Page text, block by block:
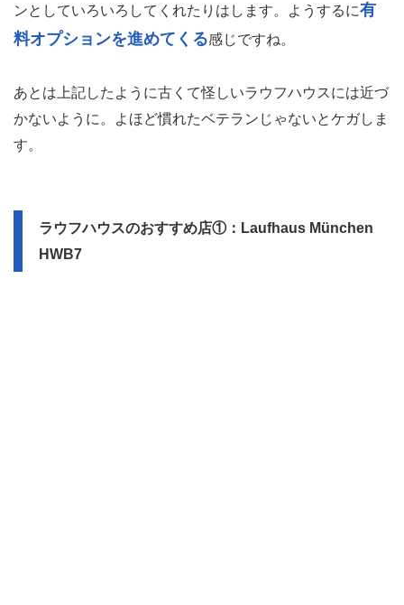
ンとしていろいろしてくれたりはします。ようするに有
料オプションを進めてくる感じですね。
あとは上記したように古くて怪しいラウフハウスには近づ
かないように。よほど慣れたベテランじゃないとケガしま
す。
ラウフハウスのおすすめ店①：Laufhaus München
HWB7